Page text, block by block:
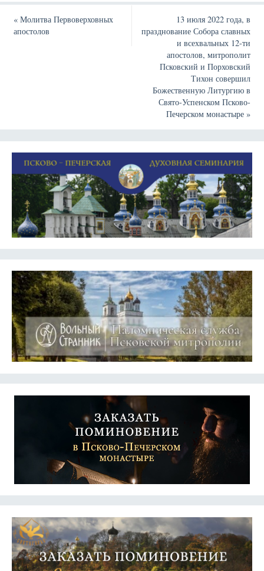
«Молитва Первоверховных
апостолов
13 июля 2022 года, в
празднование Собора славных
и всехвальных 12-ти
апостолов, митрополит
Псковский и Порховский
Тихон совершил
Божественную Литургию в
Свято-Успенском Псково-
Печерском монастыре»